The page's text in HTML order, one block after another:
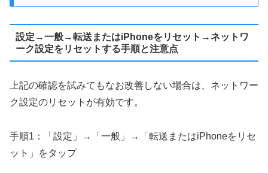
設定→一般→転送またはiPhoneをリセット→ネットワ
ーク設定をリセットする手順と注意点
上記の確認を試みてもなお改善しない場合は、ネットワー
ク設定のリセットが有効です。
手順1：「設定」→「一般」→「転送またはiPhoneをリセ
ット」をタップ